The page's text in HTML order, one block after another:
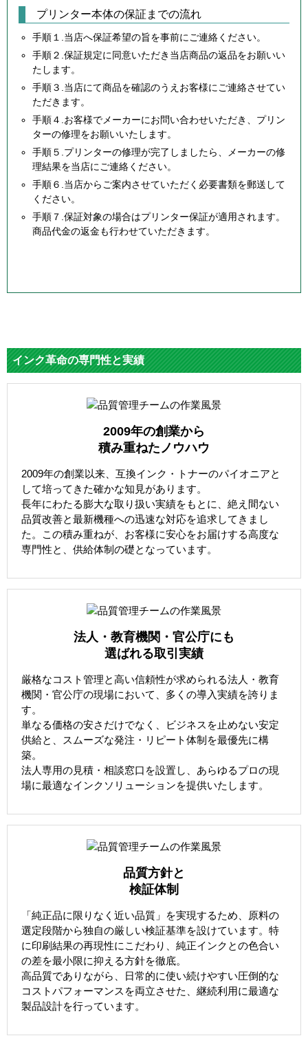
プリンター本体の保証までの流れ
手順１.当店へ保証希望の旨を事前にご連絡ください。
手順２.保証規定に同意いただき当店商品の返品をお願いい
たします。
手順３.当店にて商品を確認のうえお客様にご連絡させてい
ただきます。
手順４.お客様でメーカーにお問い合わせいただき、プリン
ターの修理をお願いいたします。
手順５.プリンターの修理が完了しましたら、メーカーの修
理結果を当店にご連絡ください。
手順６.当店からご案内させていただく必要書類を郵送して
ください。
手順７.保証対象の場合はプリンター保証が適用されます。
商品代金の返金も行わせていただきます。
インク革命の専門性と実績
2009年の創業から
積み重ねたノウハウ
2009年の創業以来、互換インク・トナーのパイオニアと
して培ってきた確かな知見があります。
長年にわたる膨大な取り扱い実績をもとに、絶え間ない
品質改善と最新機種への迅速な対応を追求してきまし
た。この積み重ねが、お客様に安心をお届けする高度な
専門性と、供給体制の礎となっています。
法人・教育機関・官公庁にも
選ばれる取引実績
厳格なコスト管理と高い信頼性が求められる法人・教育
機関・官公庁の現場において、多くの導入実績を誇りま
す。
単なる価格の安さだけでなく、ビジネスを止めない安定
供給と、スムーズな発注・リピート体制を最優先に構
築。
法人専用の見積・相談窓口を設置し、あらゆるプロの現
場に最適なインクソリューションを提供いたします。
品質方針と
検証体制
「純正品に限りなく近い品質」を実現するため、原料の
選定段階から独自の厳しい検証基準を設けています。特
に印刷結果の再現性にこだわり、純正インクとの色合い
の差を最小限に抑える方針を徹底。
高品質でありながら、日常的に使い続けやすい圧倒的な
コストパフォーマンスを両立させた、継続利用に最適な
製品設計を行っています。